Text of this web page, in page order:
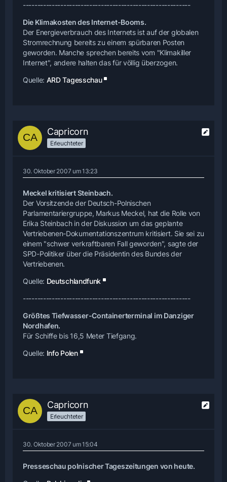
----------------------------------------------------------
Die Klimakosten des Internet-Booms.
Der Energieverbrauch des Internets ist auf der globalen
Stromrechnung bereits zu einem spürbaren Posten
geworden. Manche sprechen bereits vom "Klimakiller
Internet", andere halten das für völlig überzogen.
Quelle: ARD Tagesschau
Capricorn
Erleuchteter
30. Oktober 2007 um 13:23
Meckel kritisiert Steinbach.
Der Vorsitzende der Deutsch-Polnischen
Parlamentariergruppe, Markus Meckel, hat die Rolle von
Erika Steinbach in der Diskussion um das geplante
Vertriebenen-Dokumentationszentrum kritisiert. Sie sei zu
einem "schwer verkraftbaren Fall geworden", sagte der
SPD-Politiker über die Präsidentin des Bundes der
Vertriebenen.
Quelle: Deutschlandfunk
----------------------------------------------------------
Größtes Tiefwasser-Containerterminal im Danziger
Nordhafen.
Für Schiffe bis 16,5 Meter Tiefgang.
Quelle: Info Polen
Capricorn
Erleuchteter
30. Oktober 2007 um 15:04
Presseschau polnischer Tageszeitungen von heute.